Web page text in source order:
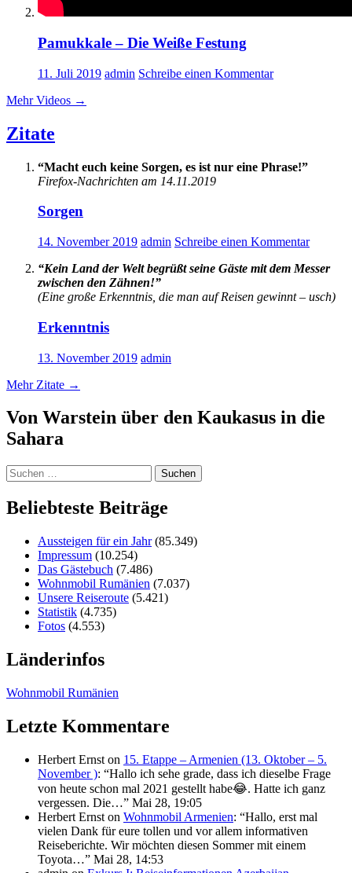
Pamukkale – Die Weiße Festung
11. Juli 2019 admin Schreibe einen Kommentar
Mehr Videos →
Zitate
“Macht euch keine Sorgen, es ist nur eine Phrase!”
Firefox-Nachrichten am 14.11.2019
Sorgen
14. November 2019 admin Schreibe einen Kommentar
“Kein Land der Welt begrüßt seine Gäste mit dem Messer
zwischen den Zähnen!”
(Eine große Erkenntnis, die man auf Reisen gewinnt – usch)
Erkenntnis
13. November 2019 admin
Mehr Zitate →
Von Warstein über den Kaukasus in die
Sahara
Suchen
nach:
Beliebteste Beiträge
Aussteigen für ein Jahr (85.349)
Impressum (10.254)
Das Gästebuch (7.486)
Wohnmobil Rumänien (7.037)
Unsere Reiseroute (5.421)
Statistik (4.735)
Fotos (4.553)
Länderinfos
Wohnmobil Rumänien
Letzte Kommentare
Herbert Ernst on 15. Etappe – Armenien (13. Oktober – 5.
November ): “Hallo ich sehe grade, dass ich dieselbe Frage
von heute schon mal 2021 gestellt habe😂. Hatte ich ganz
vergessen. Die…” Mai 28, 19:05
Herbert Ernst on Wohnmobil Armenien: “Hallo, erst mal
vielen Dank für eure tollen und vor allem informativen
Reiseberichte. Wir möchten diesen Sommer mit einem
Toyota…” Mai 28, 14:53